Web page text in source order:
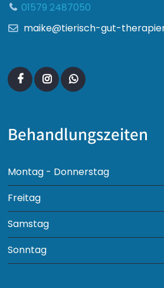
01579 2487050
maike@tierisch-gut-
Behandlungszeiten
Montag - Donnerstag
Freitag
Samstag
Sonntag